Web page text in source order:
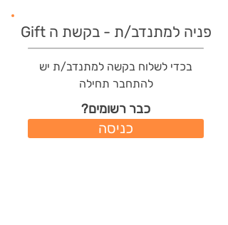
פניה למתנדב/ת - בקשת ה Gift
בכדי לשלוח בקשה למתנדב/ת יש
להתחבר תחילה
כבר רשומים?
כניסה